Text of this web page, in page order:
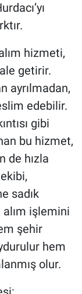
hizmeti,
getirir.
ayrılmadan,
edebilir.
gibi
bu hizmet,
de hızla
sadık
işlemini
şehir
hem
olur.